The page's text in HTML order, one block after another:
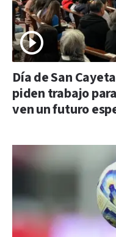
Día de San
piden trabajo
ven un futuro